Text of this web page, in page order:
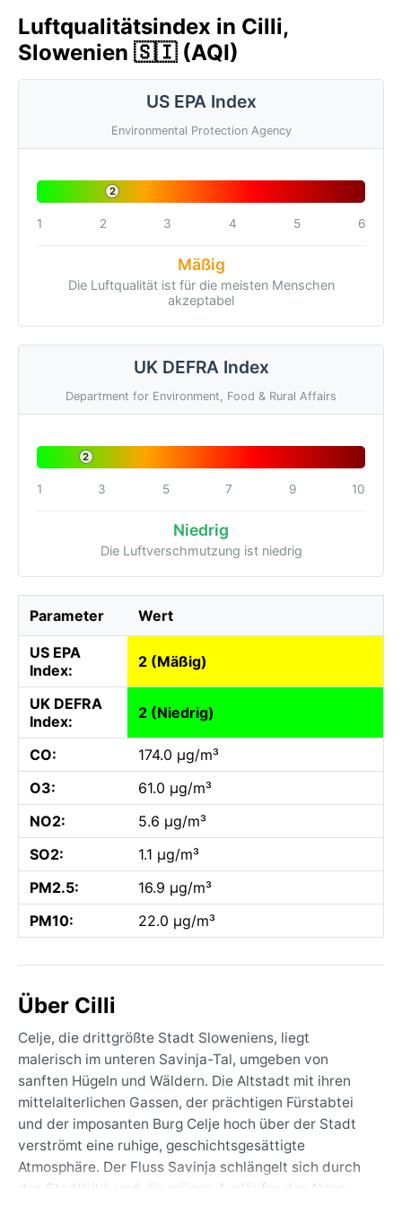
Luftqualitätsindex in Cilli,
Slowenien 🇸🇮 (AQI)
US EPA Index
Environmental Protection Agency
2
1 2 3 4 5 6
Mäßig
Die Luftqualität ist für die meisten Menschen
akzeptabel
UK DEFRA Index
Department for Environment, Food & Rural Affairs
2
1 3 5 7 9 10
Niedrig
Die Luftverschmutzung ist niedrig
Parameter Wert
US EPA
Index:
2 (Mäßig)
UK DEFRA
Index:
2 (Niedrig)
CO:
174.0 µg/m³
O3:
61.0 µg/m³
NO2:
5.6 µg/m³
SO2:
1.1 µg/m³
PM2.5:
16.9 µg/m³
PM10:
22.0 µg/m³
Über Cilli
Celje, die drittgrößte Stadt Sloweniens, liegt
malerisch im unteren Savinja-Tal, umgeben von
sanften Hügeln und Wäldern. Die Altstadt mit ihren
mittelalterlichen Gassen, der prächtigen Fürstabtei
und der imposanten Burg Celje hoch über der Stadt
verströmt eine ruhige, geschichtsgesättigte
Atmosphäre. Der Fluss Savinja schlängelt sich durch
das Stadtbild, und die grünen Ausläufer der Alpen